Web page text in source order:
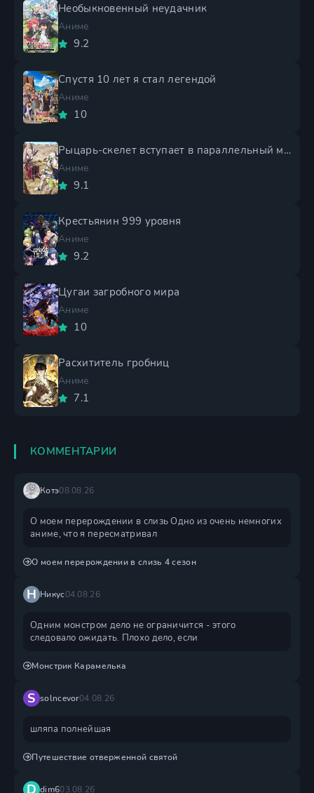
Необыкновенный неудачник
Аниме
9.2
Спустя 10 лет я стал легендой
Аниме
10
Рыцарь-скелет вступает в параллельный мир 2 сезон
Аниме
9.1
Крестьянин 999 уровня
Аниме
9.2
Цугаи загробного мира
Аниме
10
Расхититель гробниц
Аниме
7.1
КОММЕНТАРИИ
Котэ08.08.26
О моем перерождении в слизь Одно из очень немногих
аниме, что я пересматривал
О моем перерождении в слизь 4 сезон
Н Никус04.08.26
Одним монстром дело не ограничится - этого
следовало ожидать. Плохо дело, если
Монстрик Карамелька
S solncevor04.08.26
шляпа полнейшая
Путешествие отверженной святой
D dim603.08.26